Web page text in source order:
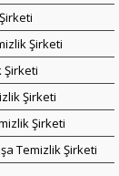
Şirketi
Şirketi
Şirketi
Şirketi
Temizlik Şirketi